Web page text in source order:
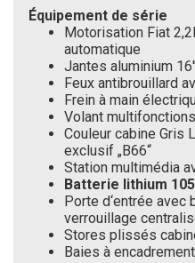
Équipement de série
Motorisation Fiat
automatique
Jantes aluminium
Feux antibrouillard
Frein à main
Volant
Couleur cabine Gris
exclusif „B66“
Station multimédia
Batterie lithium
Porte d‘entrée avec
verrouillage
Stores plissés
Baies à